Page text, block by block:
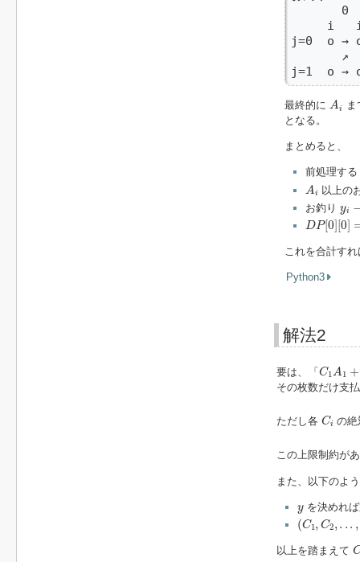
0
i
j=0  o
↗
j=1  o
最終的にAi
A
となる。
まとめると、
前処理する
A i
Ai
以上の
お釣り yi
DP[0][0]
DP[0][0]=
これを合計す
Python3
解法2
要は、「 C1A1 +
C1 A +
その枚数だけ支
ただし各 Ci
Ci の絶
この上限制約が
また、以下のよ
y
yを決めれば
(C1, C2,. . . ,
(C1 C2
以上を踏まえて